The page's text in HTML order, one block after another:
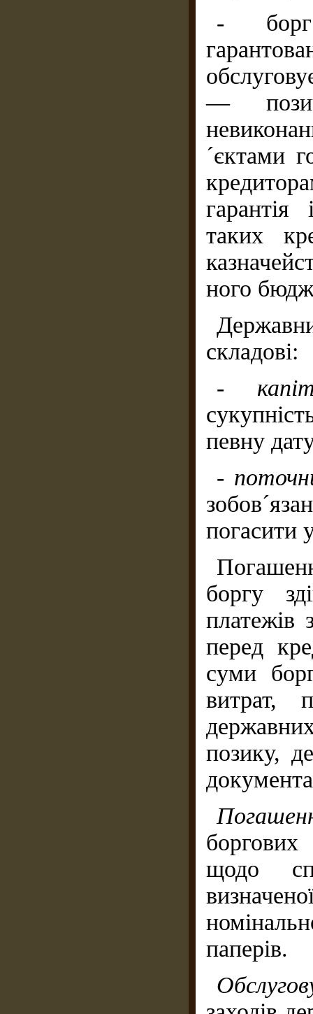
- борг
—
´єктами
таких
ного
складові:
-
певну
-
погасити
боргу
платежів
перед
суми
витрат,
позику,
щодо
паперів.